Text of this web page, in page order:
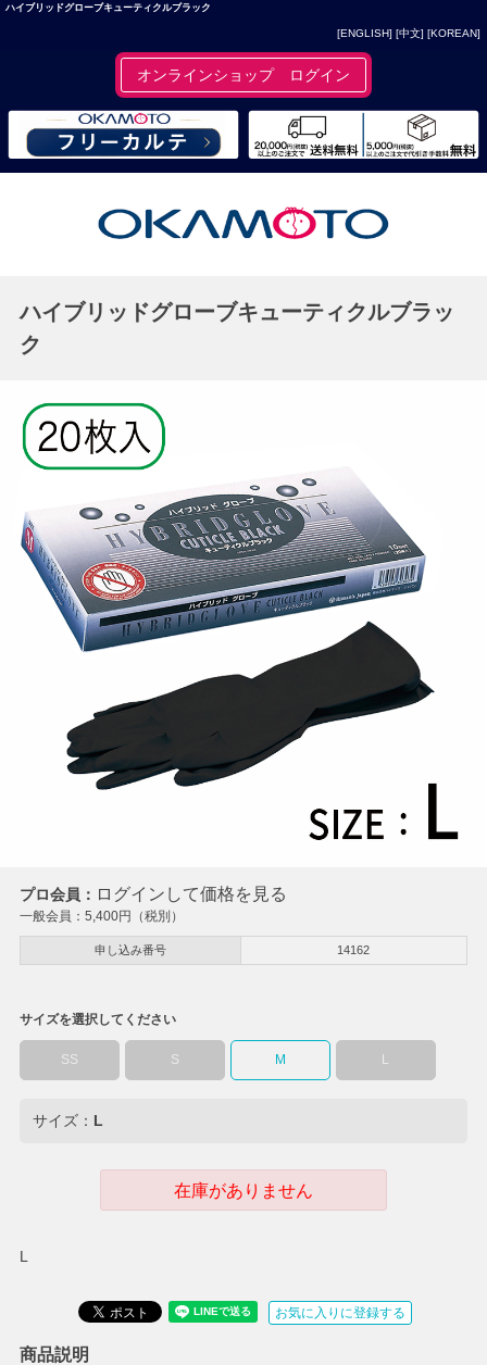
ハイブリッドグローブキューティクルブラック
[ENGLISH] [中文] [KOREAN]
オンラインショップ ログイン
ハイブリッドグローブキューティクルブラッ
ク
プロ会員： ログインして価格を見る
一般会員： 5,400円（税別）
申し込み番号 14162
L
サイズを選択してください
SS S M L
サイズ： L
在庫がありません
お気に入りに登録する
商品説明